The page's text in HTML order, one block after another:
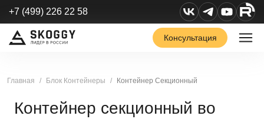
+7 (499) 226 22 58
Консультация
Главная Блок Контейнеры Контейнер Секционный
Контейнер секционный во